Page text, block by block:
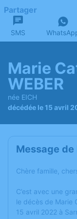
Partager
SMS
Marie
WEBER
née EICH
décédée le 15 avril
Message de
Chère famille,
C’est avec une
le décès de Marie
15 avril 2022 à